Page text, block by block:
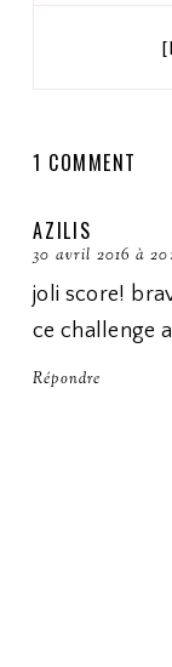
1 COMMENT
AZILIS
30 avril 2016 à
joli score!
ce challenge
Répondre